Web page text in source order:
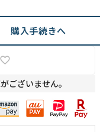
購入手続きへ
ございません。